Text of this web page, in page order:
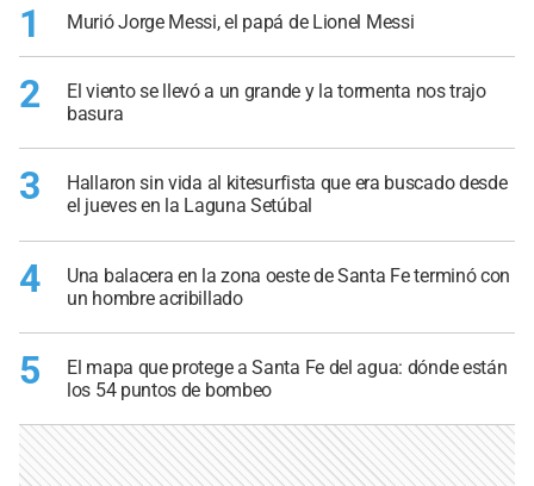
1 Murió Jorge Messi, el papá de Lionel Messi
2
El viento se llevó a un grande y la tormenta nos trajo
basura
3
Hallaron sin vida al kitesurfista que era buscado desde
el jueves en la Laguna Setúbal
4
Una balacera en la zona oeste de Santa Fe terminó con
un hombre acribillado
5
El mapa que protege a Santa Fe del agua: dónde están
los 54 puntos de bombeo